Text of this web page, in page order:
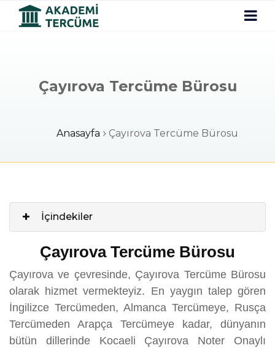
Çayırova Tercüme Bürosu
Anasayfa Çayırova Tercüme Bürosu
İçindekiler
Çayırova Tercüme Bürosu
Çayırova ve çevresinde, Çayırova Tercüme Bürosu
olarak hizmet vermekteyiz. En yaygın talep gören
İngilizce Tercümeden, Almanca Tercümeye, Rusça
Tercümeden Arapça Tercümeye kadar, dünyanın
bütün dillerinde Kocaeli Çayırova Noter Onaylı